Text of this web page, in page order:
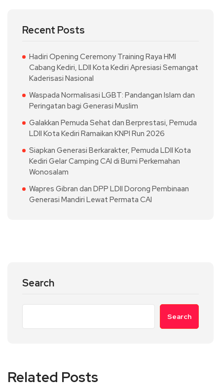
Recent Posts
Hadiri Opening Ceremony Training Raya HMI
Cabang Kediri, LDII Kota Kediri Apresiasi Semangat
Kaderisasi Nasional
Waspada Normalisasi LGBT: Pandangan Islam dan
Peringatan bagi Generasi Muslim
Galakkan Pemuda Sehat dan Berprestasi, Pemuda
LDII Kota Kediri Ramaikan KNPI Run 2026
Siapkan Generasi Berkarakter, Pemuda LDII Kota
Kediri Gelar Camping CAI di Bumi Perkemahan
Wonosalam
Wapres Gibran dan DPP LDII Dorong Pembinaan
Generasi Mandiri Lewat Permata CAI
Search
Search
Related Posts